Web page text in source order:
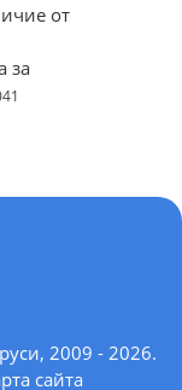
от
за
2009 - 2026.
сайта